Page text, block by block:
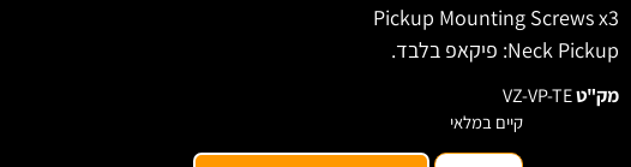
Pickup Mounting Screws x3
Neck Pickup: פיקאפ בלבד.
מק"טVZ-VP-TE
קיים במלאי